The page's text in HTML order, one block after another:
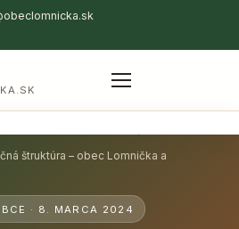
štruktúra – obec Lomnička a
· 8. MARCA 2024